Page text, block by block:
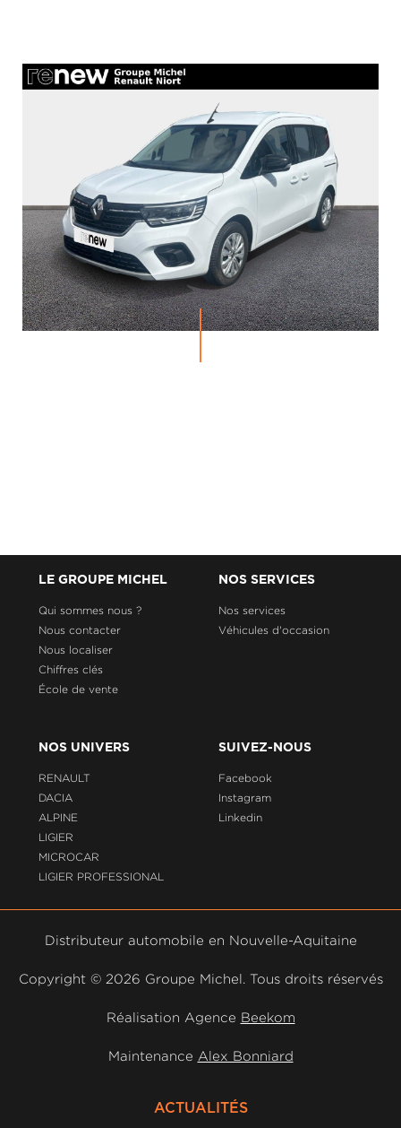
LE GROUPE MICHEL
Qui sommes nous ?
Nous contacter
Nous localiser
Chiffres clés
École de vente
NOS SERVICES
Nos services
Véhicules d'occasion
NOS UNIVERS
RENAULT
DACIA
ALPINE
LIGIER
MICROCAR
LIGIER PROFESSIONAL
SUIVEZ-NOUS
Facebook
Instagram
Linkedin
Distributeur automobile en Nouvelle-Aquitaine
Copyright © 2026 Groupe Michel. Tous droits réservés
Réalisation Agence Beekom
Maintenance Alex Bonniard
ACTUALITÉS